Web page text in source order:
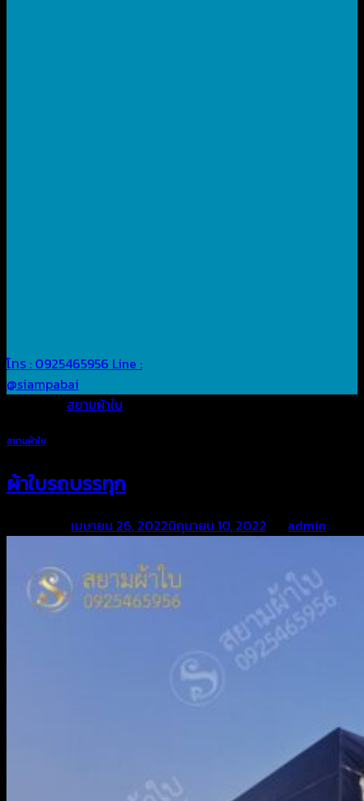
โทร : 0925465956 Line :
@siampabai
สยามผ้าใบ
สยามผ้าใบ
ผ้าใบรถบรรทุก
เมษายน 26, 2022มิถุนายน 10, 2022 admin